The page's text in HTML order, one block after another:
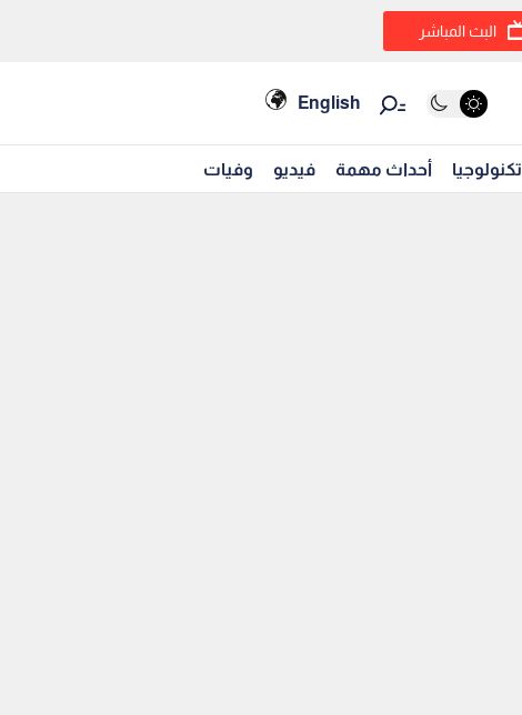
البث المباشر
English
تكنولوجيا أحداث مهمة فيديو وفيات